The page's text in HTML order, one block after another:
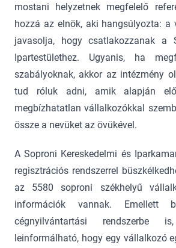
mostani helyzetnek megfelelő
hozzá az elnök, aki hangsúlyozta: a
javasolja, hogy csatlakozzanak a
Ipartestülethez. Ugyanis, ha
szabályoknak, akkor az intézmény
tud róluk adni, amik alapján
megbízhatatlan vállalkozókkal
össze a nevüket az övükével.
A Soproni Kereskedelmi és
regisztrációs rendszerrel
az 5580 soproni székhelyű
információk vannak. Emellett
cégnyilvántartási rendszerbe
leinformálható, hogy egy vállalkozó